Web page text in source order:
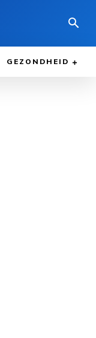
GEZONDHEID